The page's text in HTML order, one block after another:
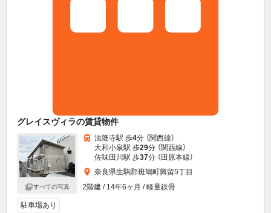
グレイスヴィラの賃貸物件
すべての写真
法隆寺駅 歩4分 （関西線）
大和小泉駅 歩29分 （関西線）
佐味田川駅 歩37分 （田原本線）
奈良県生駒郡斑鳩町興留5丁目
2階建 / 14年6ヶ月 / 軽量鉄骨
駐車場あり